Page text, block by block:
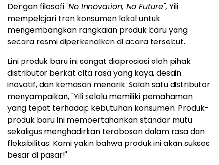
Dengan filosofi "No Innovation, No Future", Yili
mempelajari tren konsumen lokal untuk
mengembangkan rangkaian produk baru yang
secara resmi diperkenalkan di acara tersebut.
Lini produk baru ini sangat diapresiasi oleh pihak
distributor berkat cita rasa yang kaya, desain
inovatif, dan kemasan menarik. Salah satu distributor
menyampaikan, "Yili selalu memiliki pemahaman
yang tepat terhadap kebutuhan konsumen. Produk-
produk baru ini mempertahankan standar mutu
sekaligus menghadirkan terobosan dalam rasa dan
fleksibilitas. Kami yakin bahwa produk ini akan sukses
besar di pasar!"